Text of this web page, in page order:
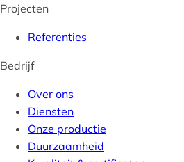
Projecten
Referenties
Bedrijf
Over ons
Diensten
Onze productie
Duurzaamheid